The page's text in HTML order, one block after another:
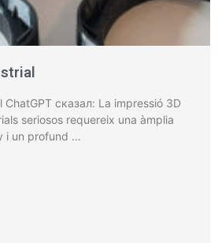
сказал: La impressió 3D
seriosos requereix una àmplia
i un profund …